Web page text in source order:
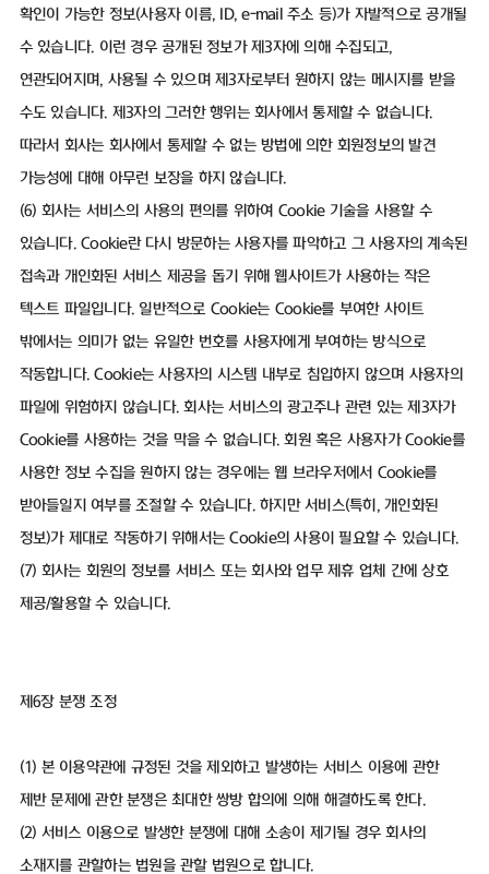
확인이 가능한 정보(사용자 이름, ID, e-mail 주소 등)가 자발적으로 공개될
수 있습니다. 이런 경우 공개된 정보가 제3자에 의해 수집되고,
연관되어지며, 사용될 수 있으며 제3자로부터 원하지 않는 메시지를 받을
수도 있습니다. 제3자의 그러한 행위는 회사에서 통제할 수 없습니다.
따라서 회사는 회사에서 통제할 수 없는 방법에 의한 회원정보의 발견
가능성에 대해 아무런 보장을 하지 않습니다.
(6) 회사는 서비스의 사용의 편의를 위하여 Cookie 기술을 사용할 수
있습니다. Cookie란 다시 방문하는 사용자를 파악하고 그 사용자의 계속된
접속과 개인화된 서비스 제공을 돕기 위해 웹사이트가 사용하는 작은
텍스트 파일입니다. 일반적으로 Cookie는 Cookie를 부여한 사이트
밖에서는 의미가 없는 유일한 번호를 사용자에게 부여하는 방식으로
작동합니다. Cookie는 사용자의 시스템 내부로 침입하지 않으며 사용자의
파일에 위험하지 않습니다. 회사는 서비스의 광고주나 관련 있는 제3자가
Cookie를 사용하는 것을 막을 수 없습니다. 회원 혹은 사용자가 Cookie를
사용한 정보 수집을 원하지 않는 경우에는 웹 브라우저에서 Cookie를
받아들일지 여부를 조절할 수 있습니다. 하지만 서비스(특히, 개인화된
정보)가 제대로 작동하기 위해서는 Cookie의 사용이 필요할 수 있습니다.
(7) 회사는 회원의 정보를 서비스 또는 회사와 업무 제휴 업체 간에 상호
제공/활용할 수 있습니다.
제6장 분쟁 조정
(1) 본 이용약관에 규정된 것을 제외하고 발생하는 서비스 이용에 관한
제반 문제에 관한 분쟁은 최대한 쌍방 합의에 의해 해결하도록 한다.
(2) 서비스 이용으로 발생한 분쟁에 대해 소송이 제기될 경우 회사의
소재지를 관할하는 법원을 관할 법원으로 합니다.